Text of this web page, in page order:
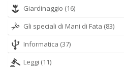
Giardinaggio (16)
Gli speciali di Mani di Fata (83)
Informatica (37)
Leggi (11)